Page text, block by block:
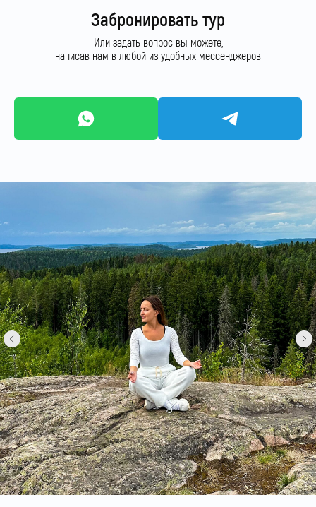
Забронировать тур
Или задать вопрос вы можете,
написав нам в любой из удобных мессенджеров